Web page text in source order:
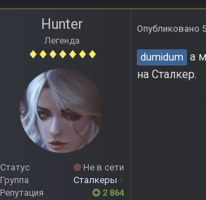
Hunter
Легенда
Статус
Не в сети
Группа
Сталкеры +
Репутация
2 864
Опубликовано
dumidum а
на Сталкер.